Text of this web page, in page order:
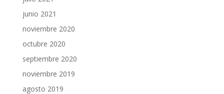
junio 2021
noviembre 2020
octubre 2020
septiembre 2020
noviembre 2019
agosto 2019